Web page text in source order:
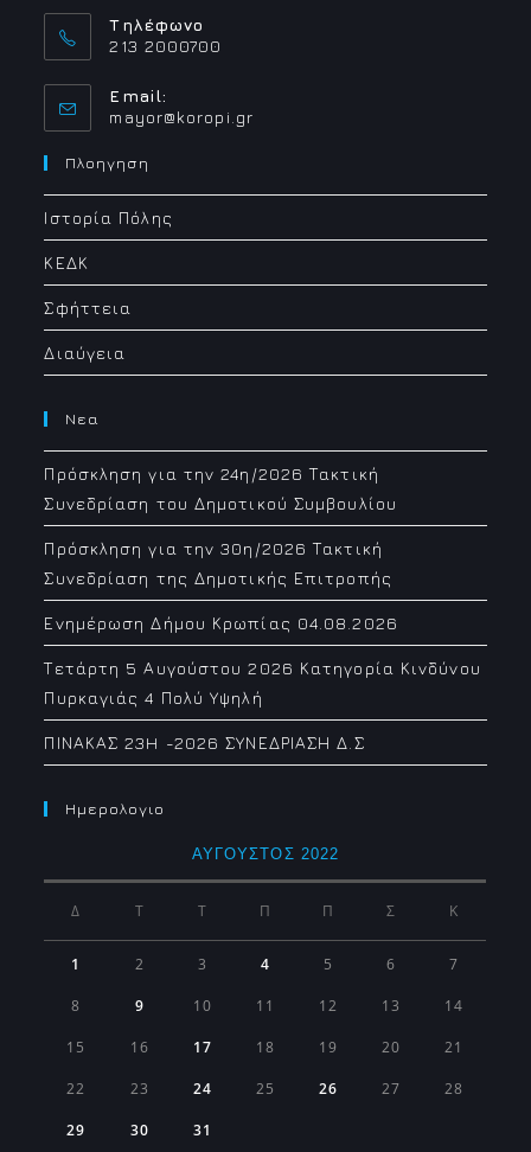
Τηλέφωνο
213 2000700
Email:
mayor@koropi.grOpens
Πλοηγηση
Ιστορία Πόλης
ΚΕΔΚ
Σφήττεια
Διαύγεια
Νεα
Πρόσκληση για την 24η/2026 Τακτική
Συνεδρίαση του Δημοτικού Συμβουλίου
Πρόσκληση για την 30η/2026 Τακτική
Συνεδρίαση της Δημοτικής Επιτροπής
Ενημέρωση Δήμου Κρωπίας 04.08.2026
Τετάρτη 5 Αυγούστου 2026 Κατηγορία Κινδύνου
Πυρκαγιάς 4 Πολύ Υψηλή
ΠΙΝΑΚΑΣ 23H -2026 ΣΥΝΕΔΡΙΑΣΗ Δ.Σ
Ημερολογιο
ΑΎΓΟΥΣΤΟΣ 2022
Δ Τ Τ Π Π Σ Κ
1 2 3 4 5 6 7
8 9 10 11 12 13 14
15 16 17 18 19 20 21
22 23 24 25 26 27 28
29 30 31